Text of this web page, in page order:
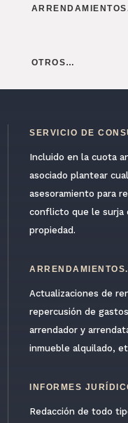
OTROS…
SERVICIO DE
Incluido en la cuota
asociado plantear
asesoramiento para
conflicto que le surja
propiedad.
ARRENDAMIENTOS.
Actualizaciones de
repercusión de
arrendador y
inmueble alquilado,
INFORMES
Redacción de todo